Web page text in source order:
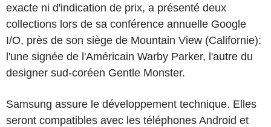
exacte ni d'indication de prix, a présenté deux
collections lors de sa conférence annuelle Google
I/O, près de son siège de Mountain View (Californie):
l'une signée de l'Américain Warby Parker, l'autre du
designer sud-coréen Gentle Monster.
Samsung assure le développement technique. Elles
seront compatibles avec les téléphones Android et